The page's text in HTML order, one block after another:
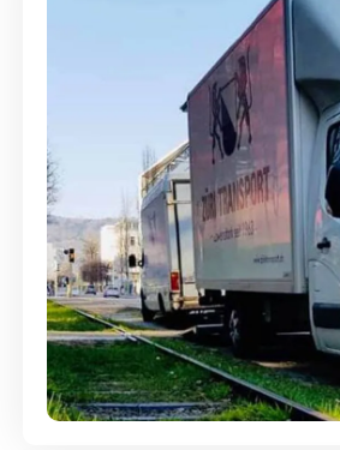
Ein- und Auspackservice